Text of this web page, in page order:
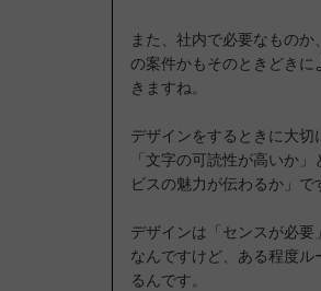
また、社内で必要なものか
の案件かもそのときどきに
きますね。
デザインをするときに大切
「文字の可読性が高いか
ビスの魅力が伝わるか」で
デザインは「センスが必要
なんですけど、ある程度ル
るんです。